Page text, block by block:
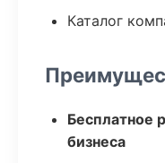
Каталог
Бесплатное
бизнеса